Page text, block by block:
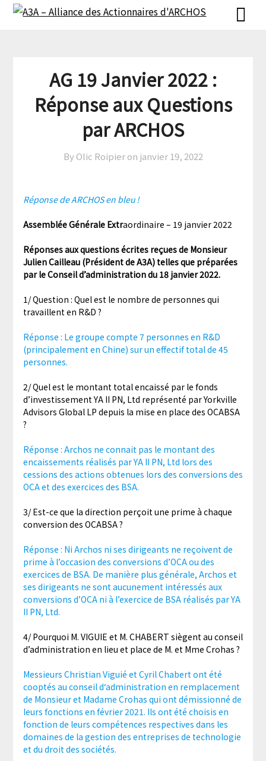
Skip
Skip
AG 19 Janvier 2022 :
Réponse aux Questions
par ARCHOS
By Olic Roipier on janvier 19, 2022
Réponse de ARCHOS en bleu !
Assemblée Générale Extraordinaire – 19 janvier 2022
Réponses aux questions écrites reçues de Monsieur
Julien Cailleau (Président de A3A) telles que préparées
par le Conseil d’administration du 18 janvier 2022.
1/ Question : Quel est le nombre de personnes qui
travaillent en R&D ?
Réponse : Le groupe compte 7 personnes en R&D
(principalement en Chine) sur un effectif total de 45
personnes.
2/ Quel est le montant total encaissé par le fonds
d’investissement YA II PN, Ltd représenté par Yorkville
Advisors Global LP depuis la mise en place des OCABSA
?
Réponse : Archos ne connait pas le montant des
encaissements réalisés par YA II PN, Ltd lors des
cessions des actions obtenues lors des conversions des
OCA et des exercices des BSA.
3/ Est-ce que la direction perçoit une prime à chaque
conversion des OCABSA ?
Réponse : Ni Archos ni ses dirigeants ne reçoivent de
prime à l’occasion des conversions d’OCA ou des
exercices de BSA. De manière plus générale, Archos et
ses dirigeants ne sont aucunement intéressés aux
conversions d’OCA ni à l’exercice de BSA réalisés par YA
II PN, Ltd.
4/ Pourquoi M. VIGUIE et M. CHABERT siègent au conseil
d’administration en lieu et place de M. et Mme Crohas ?
Messieurs Christian Viguié et Cyril Chabert ont été
cooptés au conseil d‘administration en remplacement
de Monsieur et Madame Crohas qui ont démissionné de
leurs fonctions en février 2021. Ils ont été choisis en
fonction de leurs compétences respectives dans les
domaines de la gestion des entreprises de technologie
et du droit des sociétés.